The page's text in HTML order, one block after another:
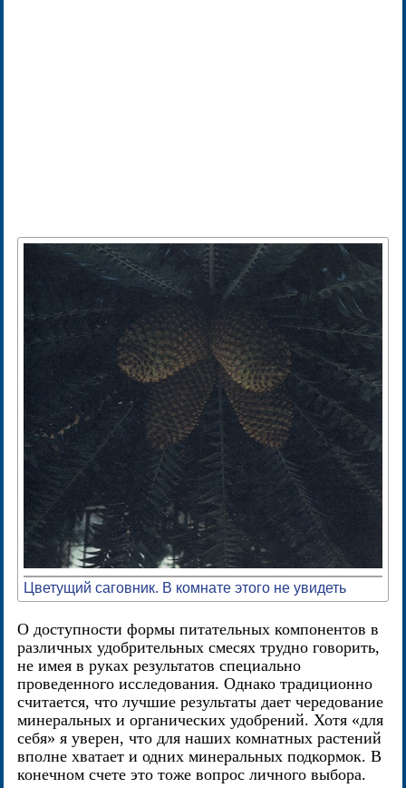
Цветущий саговник. В комнате этого не увидеть
О доступности формы питательных компонентов в
различных удобрительных смесях трудно говорить,
не имея в руках результатов специально
проведенного исследования. Однако традиционно
считается, что лучшие результаты дает чередование
минеральных и органических удобрений. Хотя «для
себя» я уверен, что для наших комнатных растений
вполне хватает и одних минеральных подкормок. В
конечном счете это тоже вопрос личного выбора.